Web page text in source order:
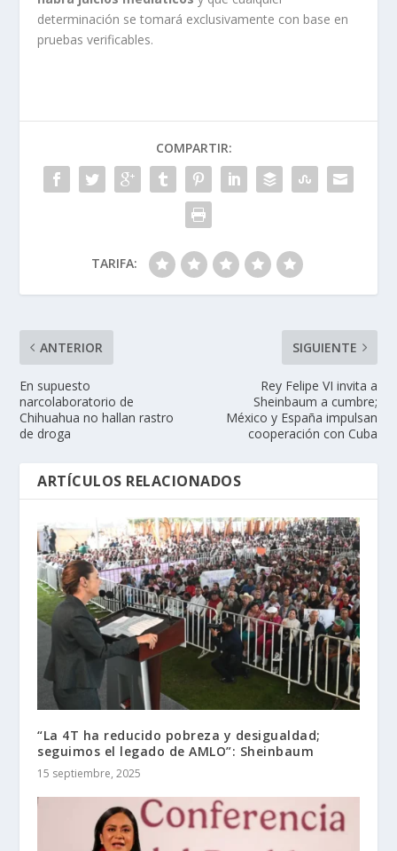
determinación se tomará exclusivamente con base en
pruebas verificables.
COMPARTIR:
TARIFA:
ANTERIOR
En supuesto
narcolaboratorio de
Chihuahua no hallan rastro
de droga
SIGUIENTE
Rey Felipe VI invita a
Sheinbaum a cumbre;
México y España impulsan
cooperación con Cuba
ARTÍCULOS RELACIONADOS
“La 4T ha reducido pobreza y desigualdad;
seguimos el legado de AMLO”: Sheinbaum
15 septiembre, 2025